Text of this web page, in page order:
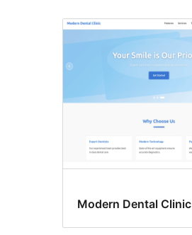
Modern Dental Clinic